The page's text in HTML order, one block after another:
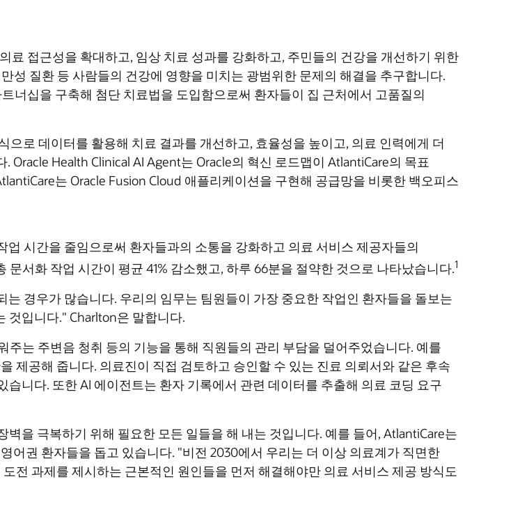
접근성을 확대하고, 임상 치료 성과를 강화하고, 주민들의 건강을 개선하기 위한
성 질환 등 사람들의 건강에 영향을 미치는 광범위한 문제의 해결을 추구합니다.
너십을 구축해 첨단 치료법을 도입함으로써 환자들이 집 근처에서 고품질의
로 데이터를 활용해 치료 결과를 개선하고, 효율성을 높이고, 의료 인력에게 더
Oracle Health Clinical AI Agent는 Oracle의 혁신 로드맵이 AtlantiCare의 목표
는 Oracle Fusion Cloud 애플리케이션을 구현해 공급망을 비롯한 백오피스
시간을 줄임으로써 환자들과의 소통을 강화하고 의료 서비스 제공자들의
서화 작업 시간이 평균 41% 감소했고, 하루 66분을 절약한 것으로 나타났습니다.1
경우가 많습니다. 우리의 임무는 팀원들이 가장 중요한 작업인 환자들을 돌보는
것입니다." Charlton은 말합니다.
주는 주변음 청취 등의 기능을 통해 직원들의 관리 부담을 덜어주었습니다. 예를
제공해 줍니다. 의료진이 직접 검토하고 승인할 수 있는 진료 의뢰서와 같은 후속
니다. 또한 AI 에이전트는 환자 기록에서 관련 데이터를 추출해 의료 코딩 요구
을 극복하기 위해 필요한 모든 일들을 해 내는 것입니다. 예를 들어, AtlantiCare는
어권 환자들을 돕고 있습니다. "비전 2030에서 우리는 더 이상 의료계가 직면한
전 과제를 제시하는 근본적인 원인들을 먼저 해결해야만 의료 서비스 제공 방식도